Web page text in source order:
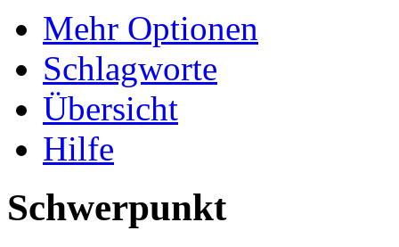
Mehr Optionen
Schlagworte
Übersicht
Hilfe
Schwerpunkt